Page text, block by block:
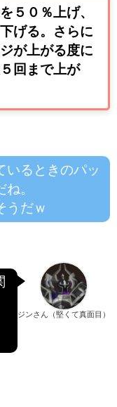
５０％上げ、
げる。さらに
が上がる度に
回まで上が
いるときのパッ
。
うだｗ
ジンさん（堅くて真面目）